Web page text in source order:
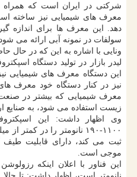
شرکتی در ایران است که همراه
معرف های شیمیایی نیز ساخته
دهد. این معرف ها برای اندازه
سولفات در نمونه آبی ارائه می
ونایی با اشاره به این که در
لیدر بازار در تولید دستگاه
این دستگاه معرف های شیمیایی
معرف شیمیایی که بیشتر در
زیست استفاده می شود، به صنایع
وی اظهار داشت: این
۱۱۰۰-۱۹۰ نانومتر را در
ثبت می کند، دارای قابلیت
موجی است.